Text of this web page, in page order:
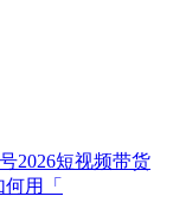
2026短视频带货
用「